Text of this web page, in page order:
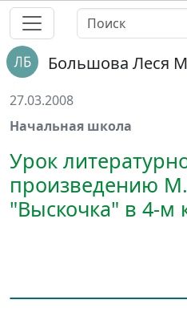
Большова Леся
27.03.2008
Начальная школа
Урок
произведению
"Выскочка" в 4-м